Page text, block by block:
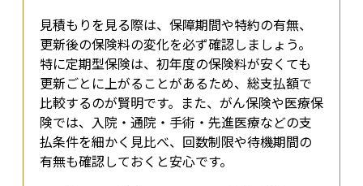
見積もりを見る際は、保障期間や特約の有無、
更新後の保険料の変化を必ず確認しましょう。
特に定期型保険は、初年度の保険料が安くても
更新ごとに上がることがあるため、総支払額で
比較するのが賢明です。また、がん保険や医療保
険では、入院・通院・手術・先進医療などの支
払条件を細かく見比べ、回数制限や待機期間の
有無も確認しておくと安心です。